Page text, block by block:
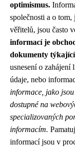
optimismus.
společnosti a o
věřitelů, jsou často
informací je
dokumenty
usnesení o
údaje, nebo
informace, jako
dostupné na
specializovaných
informacím.
informací jsou v